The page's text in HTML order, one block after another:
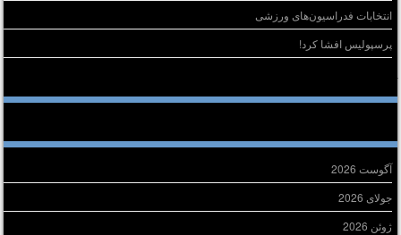
انتخابات فدراسیون‌های ورزشی
پرسپولیس افشا کرد!
آگوست 2026
جولای 2026
ژوئن 2026